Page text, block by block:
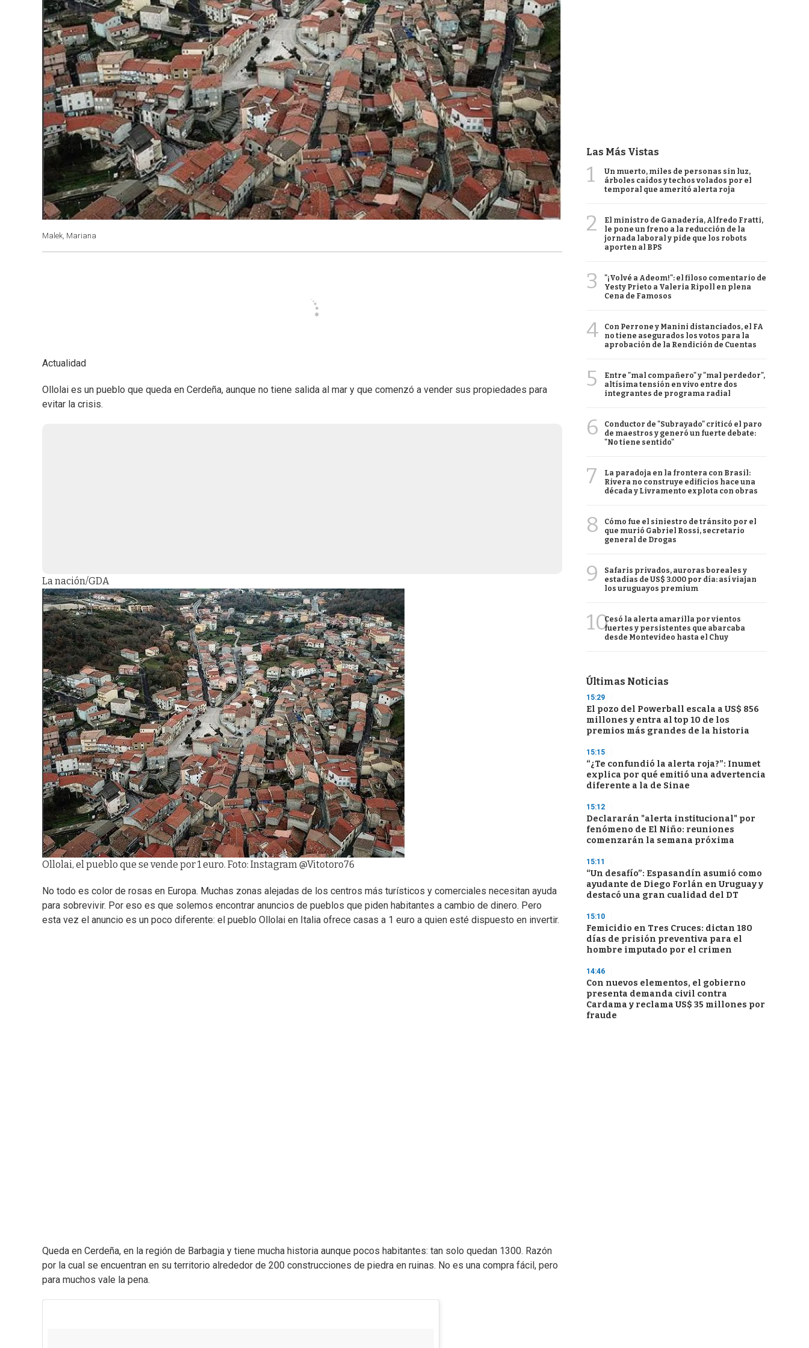
Malek, Mariana
Actualidad
Ollolai es un pueblo que queda en Cerdeña, aunque no tiene salida al mar y que comenzó a vender sus propiedades para
evitar la crisis.
La nación/GDA
Ollolai, el pueblo que se vende por 1 euro. Foto: Instagram @Vitotoro76
No todo es color de rosas en Europa. Muchas zonas alejadas de los centros más turísticos y comerciales necesitan ayuda
para sobrevivir. Por eso es que solemos encontrar anuncios de pueblos que piden habitantes a cambio de dinero. Pero
esta vez el anuncio es un poco diferente: el pueblo Ollolai en Italia ofrece casas a 1 euro a quien esté dispuesto en invertir.
Queda en Cerdeña, en la región de Barbagia y tiene mucha historia aunque pocos habitantes: tan solo quedan 1300. Razón
por la cual se encuentran en su territorio alrededor de 200 construcciones de piedra en ruinas. No es una compra fácil, pero
para muchos vale la pena.
Las Más Vistas
1
Un muerto, miles de personas sin luz,
árboles caídos y techos volados por el
temporal que ameritó alerta roja
2
El ministro de Ganadería, Alfredo Fratti,
le pone un freno a la reducción de la
jornada laboral y pide que los robots
aporten al BPS
3
"¡Volvé a Adeom!": el filoso comentario de
Yesty Prieto a Valeria Ripoll en plena
Cena de Famosos
4
Con Perrone y Manini distanciados, el FA
no tiene asegurados los votos para la
aprobación de la Rendición de Cuentas
5
Entre "mal compañero" y "mal perdedor",
altísima tensión en vivo entre dos
integrantes de programa radial
6
Conductor de "Subrayado" criticó el paro
de maestros y generó un fuerte debate:
"No tiene sentido"
7
La paradoja en la frontera con Brasil:
Rivera no construye edificios hace una
década y Livramento explota con obras
8
Cómo fue el siniestro de tránsito por el
que murió Gabriel Rossi, secretario
general de Drogas
9
Safaris privados, auroras boreales y
estadías de US$ 3.000 por día: así viajan
los uruguayos premium
10Cesó la alerta amarilla por vientos
fuertes y persistentes que abarcaba
desde Montevideo hasta el Chuy
Últimas Noticias
15:29
El pozo del Powerball escala a US$ 856
millones y entra al top 10 de los
premios más grandes de la historia
15:15
“¿Te confundió la alerta roja?”: Inumet
explica por qué emitió una advertencia
diferente a la de Sinae
15:12
Declararán "alerta institucional" por
fenómeno de El Niño: reuniones
comenzarán la semana próxima
15:11
“Un desafío”: Espasandín asumió como
ayudante de Diego Forlán en Uruguay y
destacó una gran cualidad del DT
15:10
Femicidio en Tres Cruces: dictan 180
días de prisión preventiva para el
hombre imputado por el crimen
14:46
Con nuevos elementos, el gobierno
presenta demanda civil contra
Cardama y reclama US$ 35 millones por
fraude